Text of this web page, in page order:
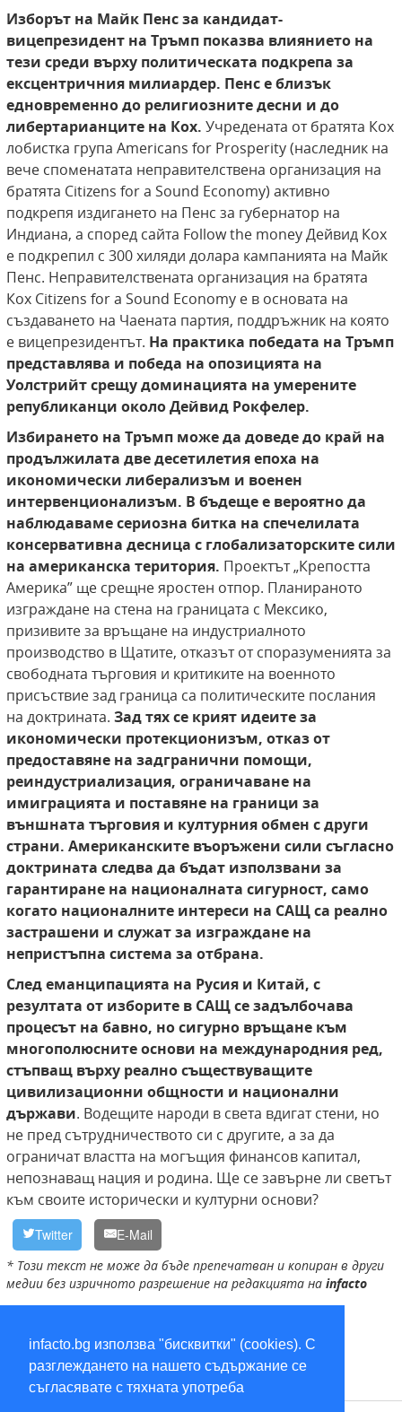
infacto.bg използва "бисквитки" (cookies). С
разглеждането на нашето съдържание се
съгласявате с тяхната употреба
Изборът на Майк Пенс за кандидат-
вицепрезидент на Тръмп показва влиянието на
тези среди върху политическата подкрепа за
ексцентричния милиардер. Пенс е близък
едновременно до религиозните десни и до
либертарианците на Кох. Учредената от братята Кох
лобистка група Americans for Prosperity (наследник на
вече споменатата неправителствена организация на
братята Citizens for a Sound Economy) активно
подкрепя издигането на Пенс за губернатор на
Индиана, а според сайта Follow the money Дейвид Кох
е подкрепил с 300 хиляди долара кампанията на Майк
Пенс. Неправителствената организация на братята
Кох Citizens for a Sound Economy е в основата на
създаването на Чаената партия, поддръжник на която
е вицепрезидентът. На практика победата на Тръмп
представлява и победа на опозицията на
Уолстрийт срещу доминацията на умерените
републиканци около Дейвид Рокфелер.
Избирането на Тръмп може да доведе до край на
продължилата две десетилетия епоха на
икономически либерализъм и военен
интервенционализъм. В бъдеще е вероятно да
наблюдаваме сериозна битка на спечелилата
консервативна десница с глобализаторските сили
на американска територия. Проектът „Крепостта
Америка” ще срещне яростен отпор. Планираното
изграждане на стена на границата с Мексико,
призивите за връщане на индустриалното
производство в Щатите, отказът от споразуменията за
свободната търговия и критиките на военното
присъствие зад граница са политическите послания
на доктрината. Зад тях се крият идеите за
икономически протекционизъм, отказ от
предоставяне на задгранични помощи,
реиндустриализация, ограничаване на
имиграцията и поставяне на граници за
външната търговия и културния обмен с други
страни. Американските въоръжени сили съгласно
доктрината следва да бъдат използвани за
гарантиране на националната сигурност, само
когато националните интереси на САЩ са реално
застрашени и служат за изграждане на
непристъпна система за отбрана.
След еманципацията на Русия и Китай, с
резултата от изборите в САЩ се задълбочава
процесът на бавно, но сигурно връщане към
многополюсните основи на международния ред,
стъпващ върху реално съществуващите
цивилизационни общности и национални
държави. Водещите народи в света вдигат стени, но
не пред сътрудничеството си с другите, а за да
ограничат властта на могъщия финансов капитал,
непознаващ нация и родина. Ще се завърне ли светът
към своите исторически и културни основи?
Twitter E-Mail
* Този текст не може да бъде препечатван и копиран в други
медии без изричното разрешение на редакцията на infacto
глобализация,Тръмп